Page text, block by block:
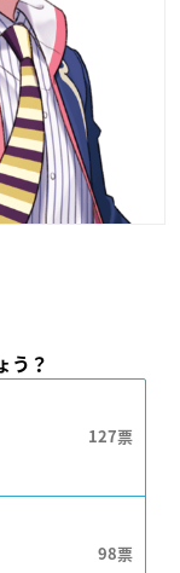
う？
127
98